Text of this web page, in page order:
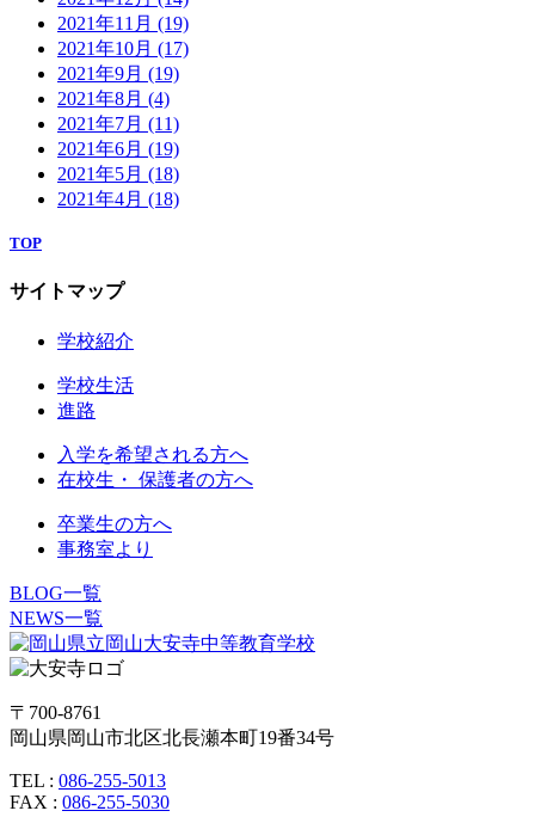
2021年11月 (19)
2021年10月 (17)
2021年9月 (19)
2021年8月 (4)
2021年7月 (11)
2021年6月 (19)
2021年5月 (18)
2021年4月 (18)
TOP
サイトマップ
学校紹介
学校生活
進路
入学を希望される方へ
在校生・ 保護者の方へ
卒業生の方へ
事務室より
BLOG一覧
NEWS一覧
〒700-8761
岡山県岡山市北区北長瀬本町19番34号
TEL : 086-255-5013
FAX : 086-255-5030